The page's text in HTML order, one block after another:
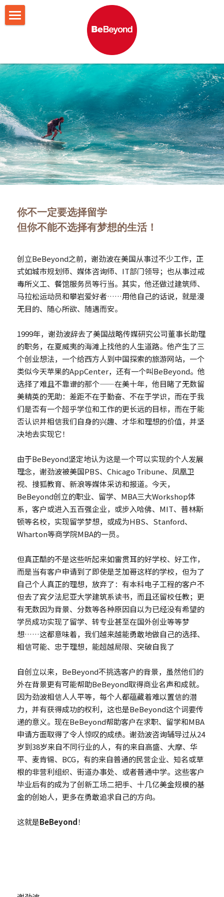
创始人说
团队介绍
服务项目
留学申请
MBA申请
求职发展
申请结果
录取故事
留学申请结果
MBA申请结果
留学干货
做计划
找学校
想职业
更多分享
在线预约
留学咨询
你不一定要选择留学
但你不能不选择有梦想的生活！
创立BeBeyond之前，谢劲波在美国从事过不少工作，正
式如城市规划师、媒体咨询师、IT部门领导；也从事过戒
毒所义工、餐馆服务员等行当。其实，他还做过建筑师、
马拉松运动员和攀岩爱好者……用他自己的话说，就是漫
无目的、随心所欲、随遇而安。
1999年，谢劲波辞去了美国战略传媒研究公司董事长助理
的职务，在夏威夷的海滩上找他的人生道路。他产生了三
个创业想法，一个给西方人到中国探索的旅游网站，一个
类似今天苹果的AppCenter，还有一个叫BeBeyond。他
选择了难且不靠谱的那个——在美十年，他目睹了无数留
美精英的无助：差距不在于勤奋、不在于学识，而在于我
们是否有一个超乎学位和工作的更长远的目标，而在于能
否认识并相信我们自身的兴趣、才华和理想的价值，并坚
决地去实现它！
由于BeBeyond坚定地认为这是一个可以实现的个人发展
理念，谢劲波被美国PBS、Chicago Tribune、凤凰卫
视、搜狐教育、新浪等媒体采访和报道。今天，
BeBeyond创立的职业、留学、MBA三大Workshop体
系，客户或进入五百强企业，或步入哈佛、MIT、普林斯
顿等名校，实现留学梦想，或成为HBS、Stanford、
Wharton等商学院MBA的一员。
但真正酷的不是这些听起来如雷贯耳的好学校、好工作，
而是当有客户申请到了即使是芝加哥这样的学校，但为了
自己个人真正的理想，放弃了：有本科电子工程的客户不
但去了宾夕法尼亚大学建筑系读书，而且还留校任教；更
有无数因为背景、分数等各种原因自以为已经没有希望的
学员成功实现了留学、转专业甚至在国外创业等等梦
想……这都意味着，我们越来越能勇敢地做自己的选择、
相信可能、忠于理想，能超越局限、突破自我了
自创立以来，BeBeyond不挑选客户的背景，虽然他们的
外在背景更有可能帮助BeBeyond取得商业名声和成就。
因为劲波相信人人平等，每个人都蕴藏着难以置信的潜
力，并有获得成功的权利，这也是BeBeyond这个词要传
递的意义。现在BeBeyond帮助客户在求职、留学和MBA
申请方面取得了令人惊叹的成绩。谢劲波咨询辅导过从24
岁到38岁来自不同行业的人，有的来自高盛、大摩、华
平、麦肯锡、BCG，有的来自普通的民营企业、知名或草
根的非营利组织、街道办事处、或者普通中学。这些客户
毕业后有的成为了创新工场二把手、十几亿美金规模的基
金的创始人，更多在勇敢追求自己的方向。
这就是BeBeyond！